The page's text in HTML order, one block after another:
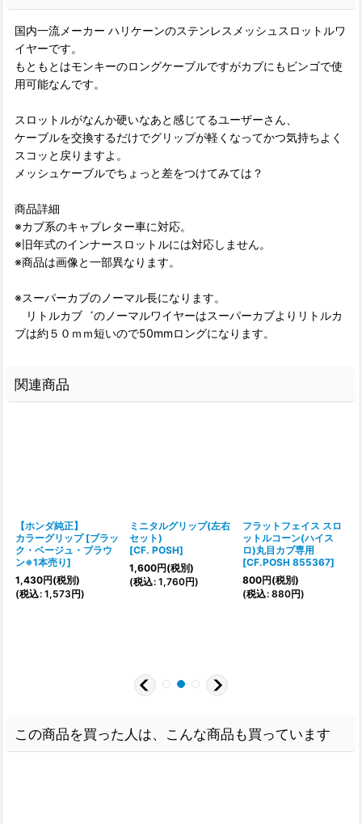
国内一流メーカー ハリケーンのステンレスメッシュスロットルワ
イヤーです。
もともとはモンキーのロングケーブルですがカブにもビンゴで使
用可能なんです。
スロットルがなんか硬いなあと感じてるユーザーさん、
ケーブルを交換するだけでグリップが軽くなってかつ気持ちよく
スコッと戻りますよ。
メッシュケーブルでちょっと差をつけてみては？
商品詳細
※カブ系のキャブレター車に対応。
※旧年式のインナースロットルには対応しません。
※商品は画像と一部異なります。
※スーパーカブのノーマル長になります。
リトルカブ゛のノーマルワイヤーはスーパーカブよりリトルカ
ブは約５０ｍｍ短いので50mmロングになります。
関連商品
【ホンダ純正】
カラーグリップ [ブラッ
ク・ベージュ・ブラウ
ン※1本売り]
1,430円(税別)
(税込: 1,573円)
ミニタルグリップ(左右
セット)
[CF. POSH]
1,600円(税別)
(税込: 1,760円)
フラットフェイス スロ
ットルコーン(ハイス
ロ)丸目カブ専用
[CF.POSH 855367]
800円(税別)
(税込: 880円)
この商品を買った人は、こんな商品も買っています